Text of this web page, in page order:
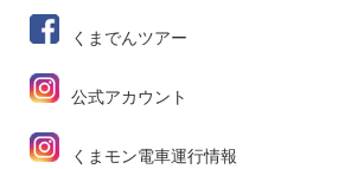
くまでんツアー
公式アカウント
くまモン電車運行情報